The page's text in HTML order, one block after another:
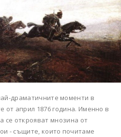
драматичните моменти в
от април 1876 година. Именно в
се открояват мнозина от
- същите, които почитаме